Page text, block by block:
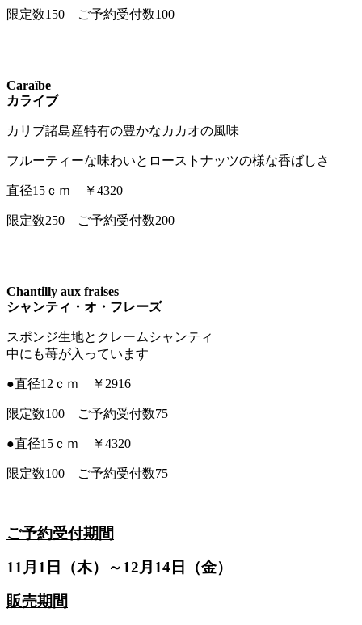
限定数150 ご予約受付数100
Caraïbe
カライブ
カリブ諸島産特有の豊かなカカオの風味
フルーティーな味わいとローストナッツの様な香ばしさ
直径15ｃｍ ￥4320
限定数250 ご予約受付数200
Chantilly aux fraises
シャンティ・オ・フレーズ
スポンジ生地とクレームシャンティ
中にも苺が入っています
●直径12ｃｍ ￥2916
限定数100 ご予約受付数75
●直径15ｃｍ ￥4320
限定数100 ご予約受付数75
ご予約受付期間
11月1日（木）～12月14日（金）
販売期間